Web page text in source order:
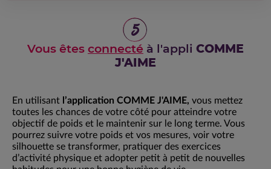
5
Vous êtes connecté à l'appli COMME
J'AIME
En utilisant l’application COMME J'AIME, vous mettez
toutes les chances de votre côté pour atteindre votre
objectif de poids et le maintenir sur le long terme. Vous
pourrez suivre votre poids et vos mesures, voir votre
silhouette se transformer, pratiquer des exercices
d’activité physique et adopter petit à petit de nouvelles